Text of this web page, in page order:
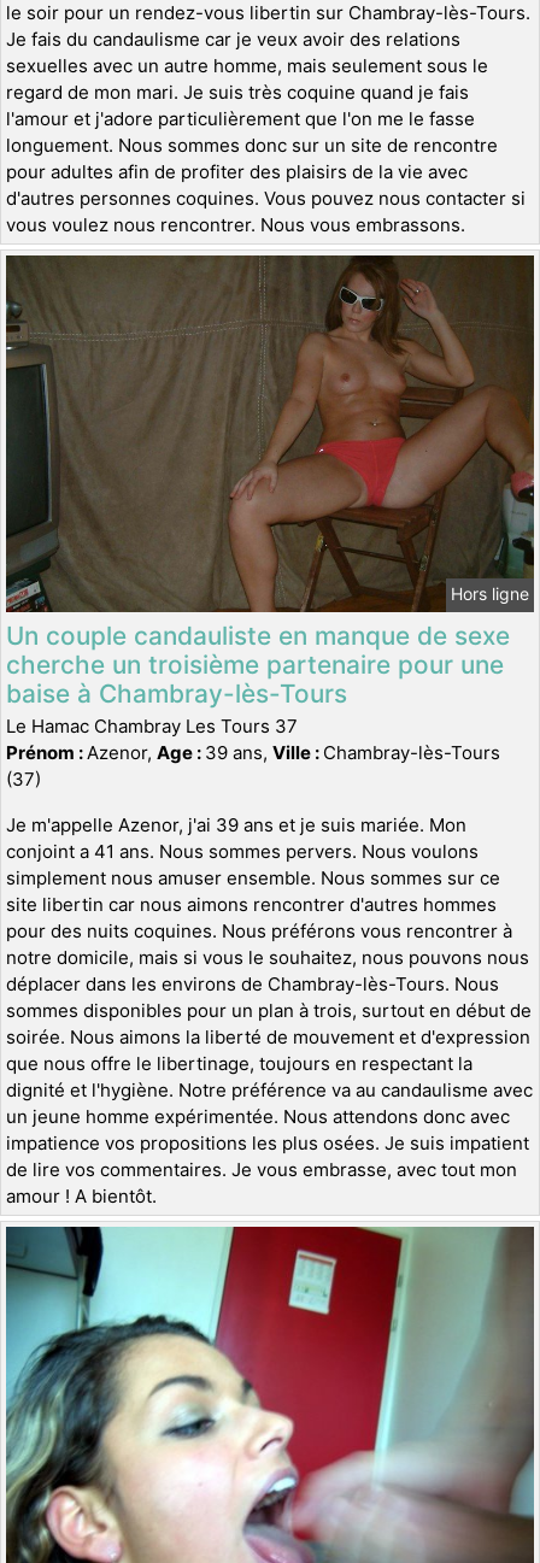
le soir pour un rendez-vous libertin sur Chambray-lès-Tours.
Je fais du candaulisme car je veux avoir des relations
sexuelles avec un autre homme, mais seulement sous le
regard de mon mari. Je suis très coquine quand je fais
l'amour et j'adore particulièrement que l'on me le fasse
longuement. Nous sommes donc sur un site de rencontre
pour adultes afin de profiter des plaisirs de la vie avec
d'autres personnes coquines. Vous pouvez nous contacter si
vous voulez nous rencontrer. Nous vous embrassons.
Hors ligne
Un couple candauliste en manque de sexe
cherche un troisième partenaire pour une
baise à Chambray-lès-Tours
Le Hamac Chambray Les Tours 37
Prénom : Azenor, Age : 39 ans, Ville : Chambray-lès-Tours
(37)
Je m'appelle Azenor, j'ai 39 ans et je suis mariée. Mon
conjoint a 41 ans. Nous sommes pervers. Nous voulons
simplement nous amuser ensemble. Nous sommes sur ce
site libertin car nous aimons rencontrer d'autres hommes
pour des nuits coquines. Nous préférons vous rencontrer à
notre domicile, mais si vous le souhaitez, nous pouvons nous
déplacer dans les environs de Chambray-lès-Tours. Nous
sommes disponibles pour un plan à trois, surtout en début de
soirée. Nous aimons la liberté de mouvement et d'expression
que nous offre le libertinage, toujours en respectant la
dignité et l'hygiène. Notre préférence va au candaulisme avec
un jeune homme expérimentée. Nous attendons donc avec
impatience vos propositions les plus osées. Je suis impatient
de lire vos commentaires. Je vous embrasse, avec tout mon
amour ! A bientôt.